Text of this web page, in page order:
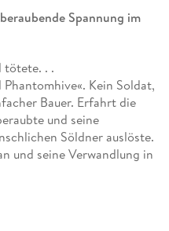
Spannung im
tötete. . .
Kein Soldat,
Bauer. Erfahrt die
und seine
Söldner auslöste.
und seine Verwandlung in
und Mystery, bei dem der